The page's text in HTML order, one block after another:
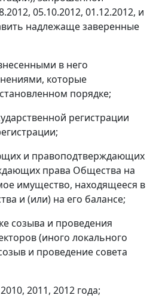
05.10.2012, 01.12.2012, и
надлежаще заверенные
в него
которые
порядке;
регистрации
и правоподтверждающих
права Общества на
имущество, находящееся в
и (или) на его балансе;
созыва и проведения
(иного локального
и проведение совета
2011, 2012 года;